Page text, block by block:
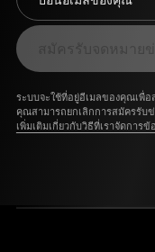
ระบบจะใช้ที่อยู่อีเมลของคุณเพื่
คุณสามารถยกเลิกการสมัครรับ
เพิ่มเติมเกี่ยวกับวิธีที่เราจัดกา